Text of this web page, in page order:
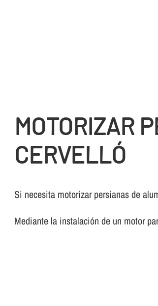
MOTORIZAR
CERVELLÓ
Si necesita motorizar persianas de
Mediante la instalación de un motor